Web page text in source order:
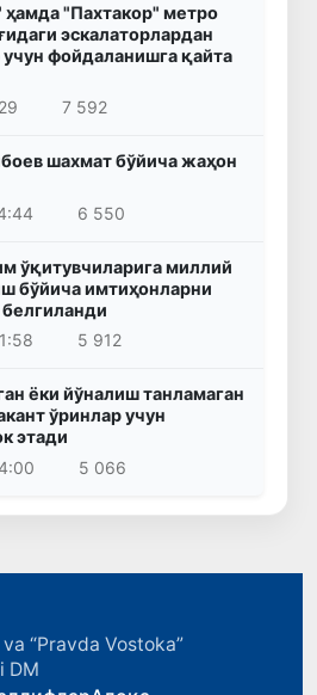
"Пахтакор" метро
эскалаторлардан
фойдаланишга қайта
7 592
шахмат бўйича жаҳон
6 550
ўқитувчиларига миллий
бўйича имтиҳонларни
5 912
ёки йўналиш танламаган
ўринлар учун
этади
5 066
“Pravda Vostoka”
DM